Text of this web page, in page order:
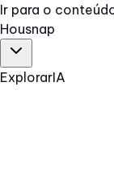
Ir para o
Housnap
ExplorarIA